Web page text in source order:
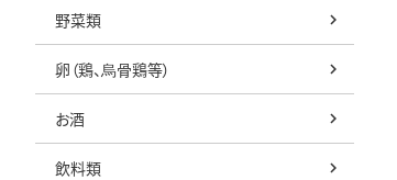
野菜類
卵（鶏、烏骨鶏等）
お酒
飲料類